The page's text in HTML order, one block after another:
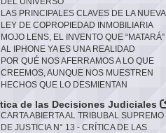
LAS PRINCIPALES CLAVES DE LA NUEVA
LEY DE COPROPIEDAD INMOBILIARIA
MOJO LENS, EL INVENTO QUE “MATARÁ”
AL IPHONE YA ES UNA REALIDAD
POR QUÉ NOS AFERRAMOS A LO QUE
CREEMOS, AUNQUE NOS MUESTREN
HECHOS QUE LO DESMIENTAN
de las Decisiones Judiciales
CARTA ABIERTA AL TRIBUBAL SUPREMO
DE JUSTICIA N° 13 - CRÍTICA DE LAS